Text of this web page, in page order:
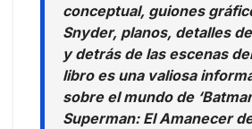
conceptual, guiones
Snyder, planos, detalles
y detrás de las escenas
libro es una valiosa
sobre el mundo de
Superman: El Amanecer